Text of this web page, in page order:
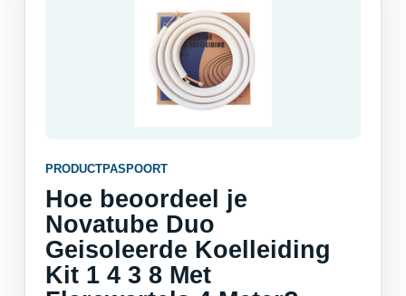
PRODUCTPASPOORT
Hoe beoordeel je
Novatube Duo
Geisoleerde Koelleiding
Kit 1 4 3 8 Met